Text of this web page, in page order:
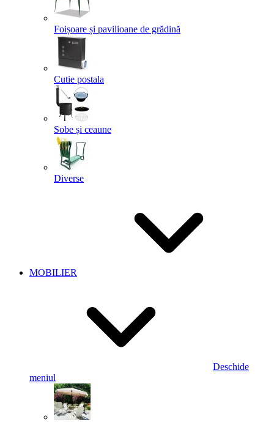
Foișoare și pavilioane de grădină
Cutie postala
Sobe și ceaune
Diverse
MOBILIER
Deschide
meniul